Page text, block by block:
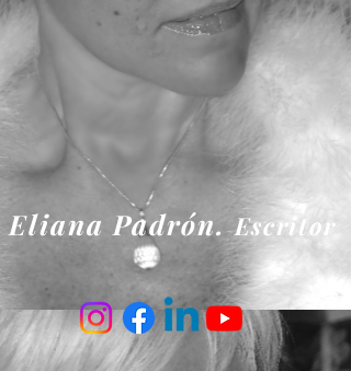
Eliana Padrón.Escritor